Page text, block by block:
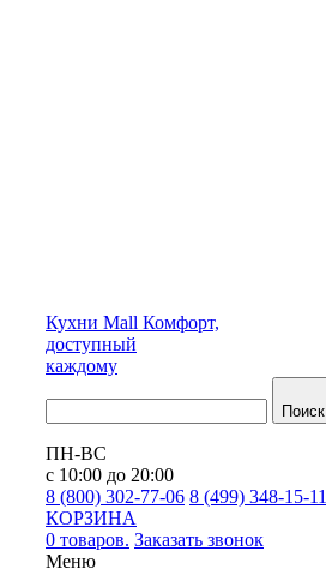
Кухни Mall Комфорт,
доступный
каждому
Поиск
ПН-ВС
с 10:00 до 20:00
8 (800) 302-77-06 8 (499) 348-15-11
КОРЗИНА
0 товаров. Заказать звонок
Меню